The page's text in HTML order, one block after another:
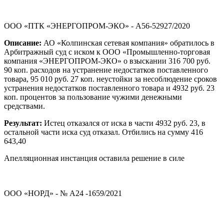
ООО «ПТК «ЭНЕРГОПРОМ-ЭКО» - А56-52927/2020
Описание: АО «Колпинская сетевая компания» обратилось в
Арбитражный суд с иском к ООО «Промышленно-торговая
компания «ЭНЕРГОПРОМ-ЭКО» о взыскании 316 700 руб.
90 коп. расходов на устранение недостатков поставленного
товара, 95 010 руб. 27 коп. неустойки за несоблюдение сроков
устранения недостатков поставленного товара и 4932 руб. 23
коп. процентов за пользование чужими денежными
средствами.
Результат: Истец отказался от иска в части 4932 руб. 23, в
остальной части иска суд отказал. Отбились на сумму 416
643,40
Апелляционная инстанция оставила решение в силе
ООО «НОРД» - № А24 -1659/2021